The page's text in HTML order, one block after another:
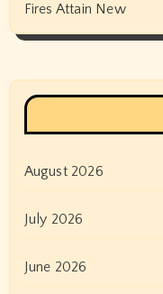
Fires Attain New
August 2026
July 2026
June 2026